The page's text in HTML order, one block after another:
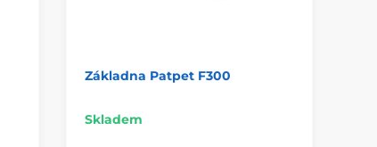
Základna Patpet F300
Skladem